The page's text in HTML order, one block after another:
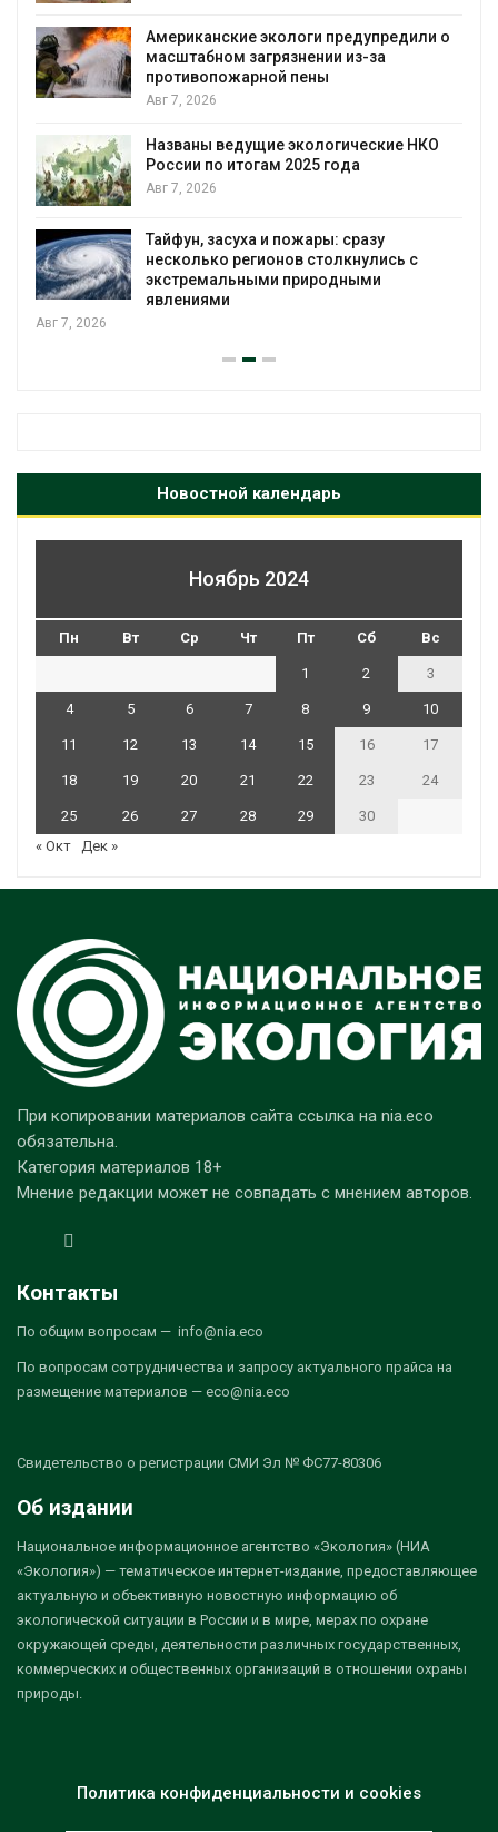
Американские экологи предупредили о
масштабном загрязнении из-за
противопожарной пены
Авг 7, 2026
Названы ведущие экологические НКО
России по итогам 2025 года
Авг 7, 2026
Тайфун, засуха и пожары: сразу
несколько регионов столкнулись с
экстремальными природными
явлениями
Авг 7, 2026
Новостной календарь
Ноябрь 2024
Пн Вт Ср Чт Пт Сб Вс
1 2 3
4 5 6 7 8 9 10
11 12 13 14 15 16 17
18 19 20 21 22 23 24
25 26 27 28 29
30
« Окт
Дек »
При копировании материалов сайта ссылка на nia.eco
обязательна.
Категория материалов 18+
Мнение редакции может не совпадать с мнением авторов.
Контакты
По общим вопросам — info@nia.eco
По вопросам сотрудничества и запросу актуального прайса на
размещение материалов — eco@nia.eco
Свидетельство о регистрации СМИ Эл № ФС77-80306
Об издании
Национальное информационное агентство «Экология» (НИА
«Экология») — тематическое интернет-издание, предоставляющее
актуальную и объективную новостную информацию об
экологической ситуации в России и в мире, мерах по охране
окружающей среды, деятельности различных государственных,
коммерческих и общественных организаций в отношении охраны
природы.
Политика конфиденциальности и cookies